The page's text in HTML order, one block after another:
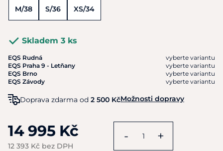
M/38 S/36 XS/34
Skladem 3 ks
EQS Rudná
vyberte variantu
EQS Praha 9 - Letňany
vyberte variantu
EQS Brno
vyberte variantu
EQS Závody
vyberte variantu
Doprava zdarma od 2 500 KčMožnosti dopravy
14 995 Kč
12 393 Kč bez DPH
- +